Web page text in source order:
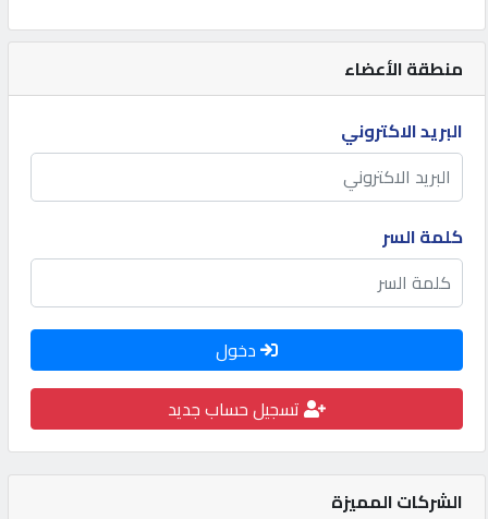
المنتدى
كيو
مزاد
كيو
نمبر
كارز
كيو
ماركت
منطقة الأعضاء
البريد الاكتروني
كلمة السر
دخول
تسجيل حساب جديد
الشركات المميزة